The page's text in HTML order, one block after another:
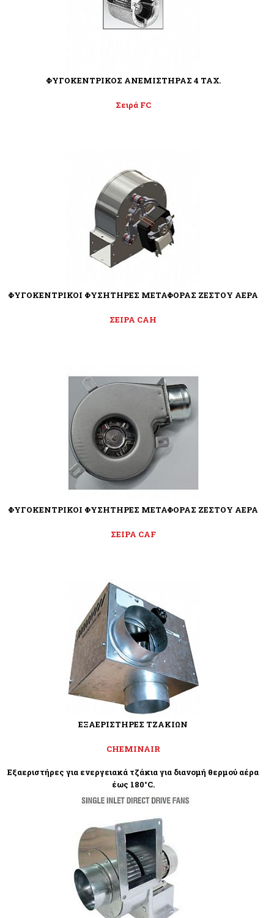
ΦΥΓΟΚΕΝΤΡΙΚΟΣ ΑΝΕΜΙΣΤΗΡΑΣ 4 ΤΑΧ.
Σειρά FC
ΦΥΓΟΚΕΝΤΡΙΚΟΙ ΦΥΣΗΤΗΡΕΣ ΜΕΤΑΦΟΡΑΣ ΖΕΣΤΟΥ ΑΕΡΑ
ΣΕΙΡΑ CAH
ΦΥΓΟΚΕΝΤΡΙΚΟΙ ΦΥΣΗΤΗΡΕΣ ΜΕΤΑΦΟΡΑΣ ΖΕΣΤΟΥ ΑΕΡΑ
ΣΕΙΡΑ CAF
ΕΞΑΕΡΙΣΤΗΡΕΣ ΤΖΑΚΙΩΝ
CHEMINAIR
Εξαεριστήρες για ενεργειακά τζάκια για διανομή θερμού αέρα
έως 180°C.